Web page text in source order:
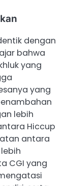
dengan
bahwa
yang
yang
lebih
Hiccup
antara
CGI yang